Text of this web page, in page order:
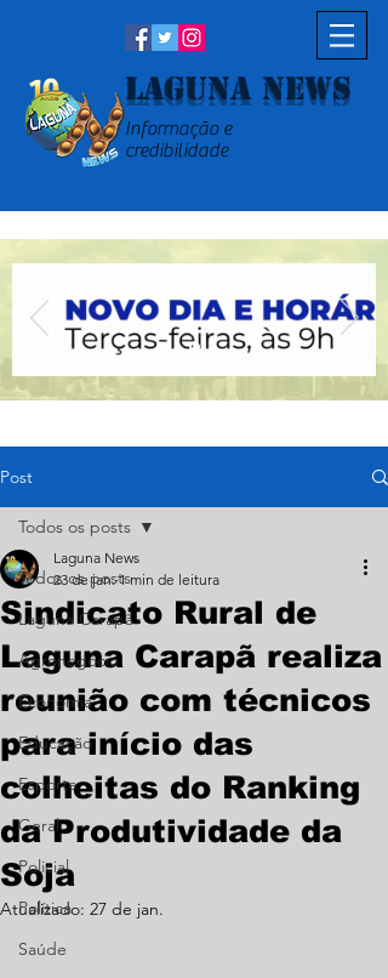
Laguna News
Informação e
credibilidade
Post
Todos os posts
Laguna Carapã
Agronegócio
Economia
Educação
Esporte
Geral
Policial
Política
Saúde
Todos os posts
Sindicato Rural de
Laguna Carapã realiza
reunião com técnicos
para início das
colheitas do Ranking
da Produtividade da
Soja
Laguna News
23 de jan. 1 min de leitura
Atualizado: 27 de jan.